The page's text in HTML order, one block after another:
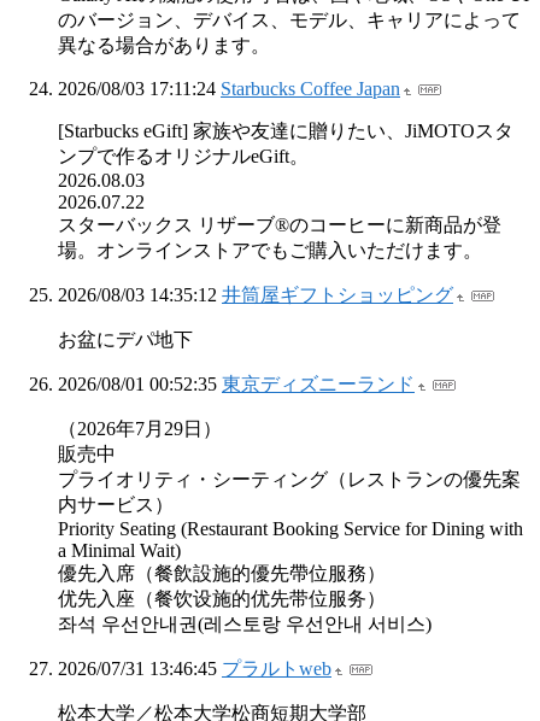
のバージョン、デバイス、モデル、キャリアによって
異なる場合があります。
2026/08/03 17:11:24 Starbucks Coffee Japan
[Starbucks eGift] 家族や友達に贈りたい、JiMOTOスタ
ンプで作るオリジナルeGift。
2026.08.03
2026.07.22
スターバックス リザーブ®のコーヒーに新商品が登
場。オンラインストアでもご購入いただけます。
2026/08/03 14:35:12 井筒屋ギフトショッピング
お盆にデパ地下
2026/08/01 00:52:35 東京ディズニーランド
（2026年7月29日）
販売中
プライオリティ・シーティング（レストランの優先案
内サービス）
Priority Seating (Restaurant Booking Service for Dining with
a Minimal Wait)
優先入席（餐飲設施的優先帶位服務）
优先入座（餐饮设施的优先带位服务）
좌석 우선안내권(레스토랑 우선안내 서비스)
2026/07/31 13:46:45 プラルトweb
松本大学／松本大学松商短期大学部